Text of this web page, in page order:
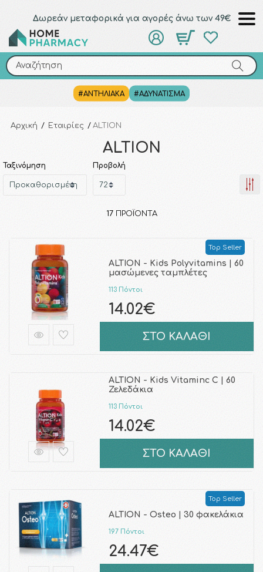
Δωρεάν μεταφορικά για αγορές άνω των 49€
Αναζήτηση
#ΑΝΤΗΛΙΑΚΑ #ΑΔΥΝΑΤΙΣΜΑ
Αναζήτηση
Αρχική / Εταιρίες / ALTION
ALTION
Ταξινόμηση Προβολή
17ΠΡΟΪΌΝΤΑ
Top Seller
ALTION - Kids Polyvitamins | 60
μασώμενες ταμπλέτες
113 Πόντοι
14.02€
ΣΤΟ ΚΑΛΑΘΙ
ALTION - Kids Vitaminc C | 60
Ζελεδάκια
113 Πόντοι
14.02€
ΣΤΟ ΚΑΛΑΘΙ
Top Seller
ALTION - Osteo | 30 φακελάκια
197 Πόντοι
24.47€